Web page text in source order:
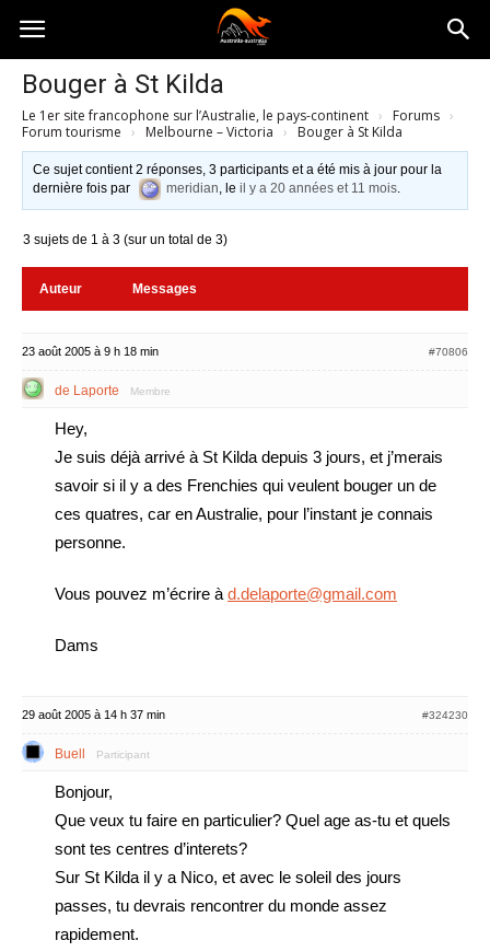
Australia-
australie.com
Bouger à St Kilda
Le 1er site francophone sur l’Australie, le pays-continent › Forums ›
Forum tourisme › Melbourne – Victoria › Bouger à St Kilda
Ce sujet contient 2 réponses, 3 participants et a été mis à jour pour la
dernière fois par
meridian, leil y a 20 années et 11 mois.
3 sujets de 1 à 3 (sur un total de 3)
Auteur Messages
23 août 2005 à 9 h 18 min #70806
de Laporte Membre
Hey,
Je suis déjà arrivé à St Kilda depuis 3 jours, et j’merais
savoir si il y a des Frenchies qui veulent bouger un de
ces quatres, car en Australie, pour l’instant je connais
personne.
Vous pouvez m’écrire à d.delaporte@gmail.com
Dams
29 août 2005 à 14 h 37 min #324230
Buell Participant
Bonjour,
Que veux tu faire en particulier? Quel age as-tu et quels
sont tes centres d’interets?
Sur St Kilda il y a Nico, et avec le soleil des jours
passes, tu devrais rencontrer du monde assez
rapidement.